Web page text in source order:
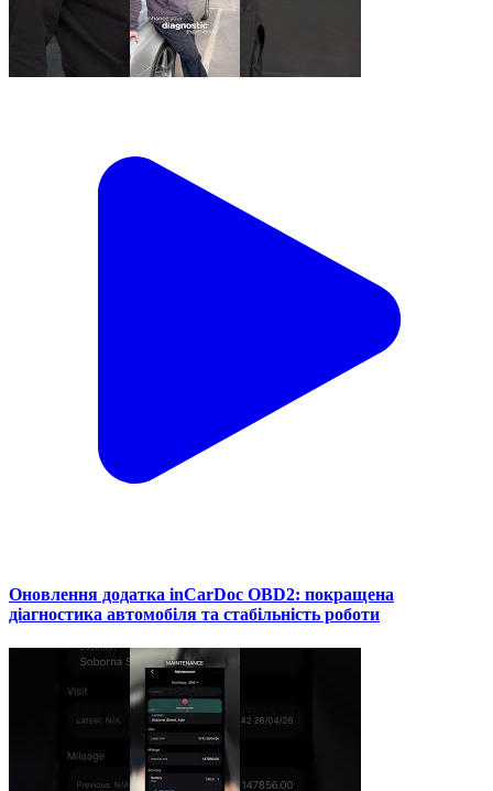
Оновлення додатка inCarDoc OBD2: покращена
діагностика автомобіля та стабільність роботи